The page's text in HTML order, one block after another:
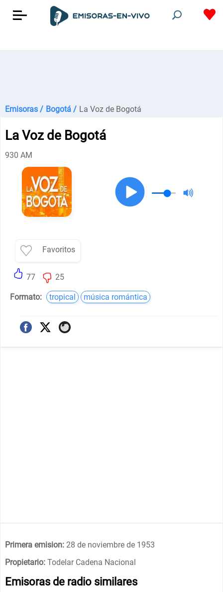
Emisoras / Bogotá / La Voz de Bogotá
La Voz de Bogotá
930 AM
Favoritos
77 25
Formato: tropical música romántica
Primera emision: 28 de noviembre de 1953
Propietario: Todelar Cadena Nacional
Emisoras de radio similares